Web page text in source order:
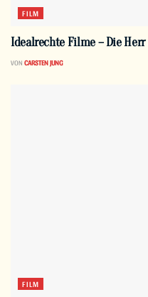
FILM
Idealrechte Filme – Die
VON CARSTEN JUNG
FILM